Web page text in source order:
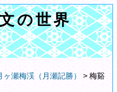
の世界
ヶ瀬梅渓（月瀬記勝） > 梅谿